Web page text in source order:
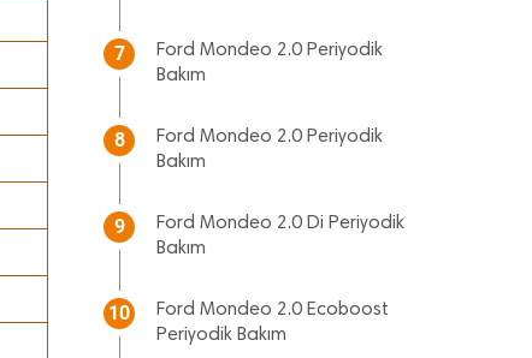
7
Ford Mondeo 2.0 Periyodik
Bakım
8
Ford Mondeo 2.0 Periyodik
Bakım
9
Ford Mondeo 2.0 Di Periyodik
Bakım
10
Ford Mondeo 2.0 Ecoboost
Periyodik Bakım